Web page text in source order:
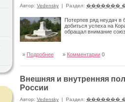
Автор: Vedensky | Раздел: �������
Потерпев ряд неудач в
добиться успеха на
обращал внимание
» Подробнее » Комментарии 0
Внешняя и внутренняя
России
Автор: Vedensky | Раздел: �������